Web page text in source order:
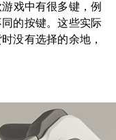
戏中有很多键，例
的按键。这些实际
没有选择的余地，